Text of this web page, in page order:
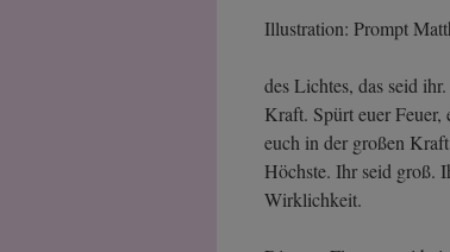
Illustration: Prompt
des Lichtes, das seid
Kraft. Spürt euer
euch in der großen
Höchste. Ihr seid groß.
Wirklichkeit.